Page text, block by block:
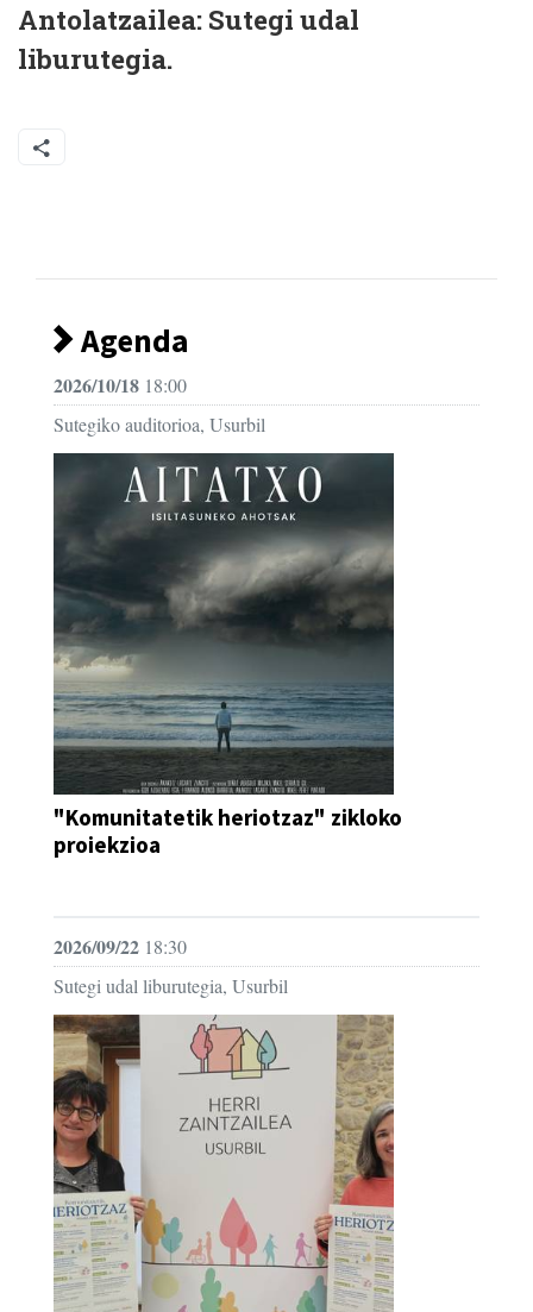
Antolatzailea: Sutegi udal
liburutegia.
Agenda
2026/10/18 18:00
Sutegiko auditorioa, Usurbil
"Komunitatetik heriotzaz" zikloko
proiekzioa
2026/09/22 18:30
Sutegi udal liburutegia, Usurbil